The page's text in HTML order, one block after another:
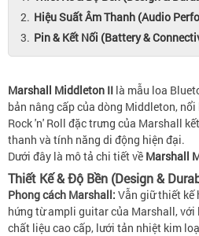
Hiệu Suất Âm Thanh (Audio
Pin & Kết Nối (Battery &
Marshall Middleton II là mẫu loa
bản nâng cấp của dòng Middleton,
Rock 'n' Roll đặc trưng của Marshall
thanh và tính năng di động hiện đại.
Dưới đây là mô tả chi tiết về Marshall
Thiết Kế & Độ Bền (Design &
Phong cách Marshall: Vẫn giữ thiết kế
hứng từ ampli guitar của Marshall, với
chất liệu cao cấp, lưới tản nhiệt kim